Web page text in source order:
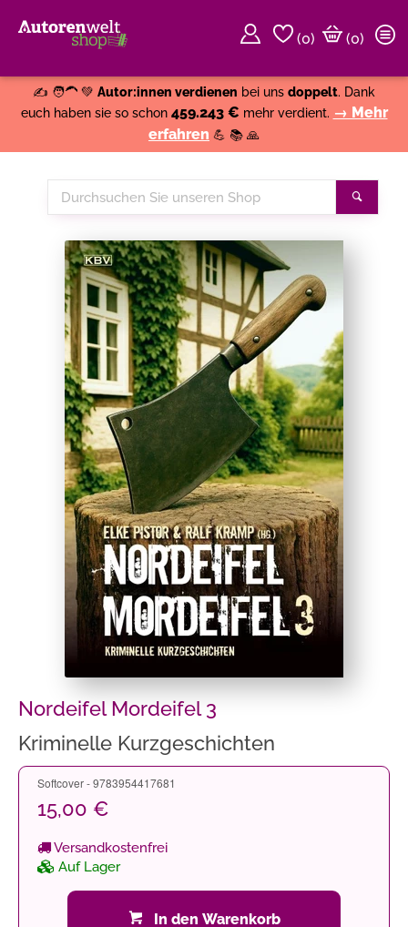
(0)
(0)
✍️ 🧑‍🦱 💚 Autor:innen verdienen bei uns doppelt. Dank
euch haben sie so schon 459.243 € mehr verdient. → Mehr
erfahren 💪 📚 🙏
Durchsuchen
Sie
Shop
Nordeifel Mordeifel 3
Kriminelle Kurzgeschichten
Softcover - 9783954417681
15,00 €
Versandkostenfrei
Auf Lager
In den Warenkorb